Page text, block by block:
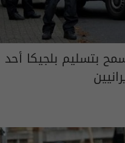
بتسليم بلجيكا أحد